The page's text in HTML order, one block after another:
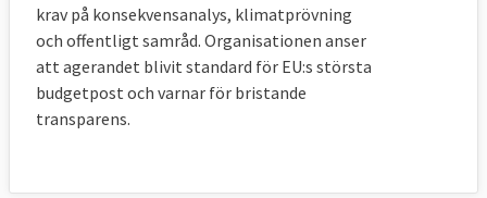
krav på konsekvensanalys, klimatprövning
och offentligt samråd. Organisationen anser
att agerandet blivit standard för EU:s största
budgetpost och varnar för bristande
transparens.